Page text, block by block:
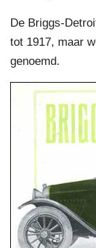
De Briggs-
tot 1917, maar
genoemd.